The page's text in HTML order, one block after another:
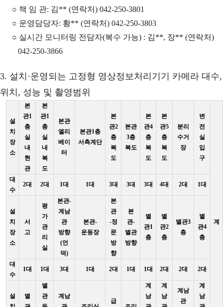
○ 책 임 관: 김** (연락처) 042-250-3801
○ 운영담당자: 황** (연락처) 042-250-3803
○ 실시간 모니터링 전담자(복수 가능) : 김**, 장** (연락처)
042-250-3866
3. 설치·운영되는 고정형 영상정보처리기기 카메라 대수,
위치, 성능 및 촬영범위
설
치
장
소
본
관1
층
실
내
현
관
본
관1
층
실
내
복
도
본관
엘리
베이
터
본관1층
서측계단
본
관2
층
복
도
본관
3층
복도
본
관4
층
복
도
본
관5
층
복
도
분리
수거
장
변
전
실
입
구
계
대
수
2대 2대 1대 1대 3대 3대 3대 4대 2대 1대
설
치
장
소
서
고
평
가
관
리
실
본관-
계남
관
방향
(언
덕)
본관-
운동장
본
관
-정
문
방
향
본
관-
별관
방향
별
관1
층
별
관2
층
별관3
층
별
관4
층
대
수
1대 1대 3대 1대 2대 1대 1대 2대 2대 2대
설
별
별
관
계남
급
계
남
계
남
계남
관
계
남